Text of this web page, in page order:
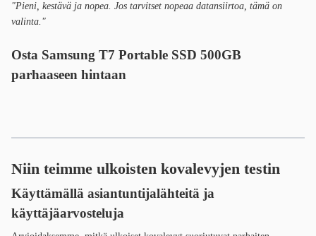
"Pieni, kestävä ja nopea. Jos tarvitset nopeaa datansiirtoa, tämä on
valinta."
Osta Samsung T7 Portable SSD 500GB
parhaaseen hintaan
Niin teimme ulkoisten kovalevyjen testin
Käyttämällä asiantuntijalähteitä ja
käyttäjäarvosteluja